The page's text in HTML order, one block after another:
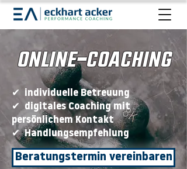
ONLINE-COACHING
✔ individuelle Betreuung
✔ digitales Coaching mit
persönlichem Kontakt
✔ Handlungsempfehlung
Beratungstermin vereinbaren